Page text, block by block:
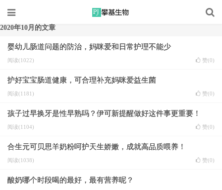
2020年10月的文章
婴幼儿肠道问题的防治，妈咪爱和日常护理不能少
阅读(1022) 赞(0)
护好宝宝肠道健康，可合理补充妈咪爱益生菌
阅读(1181) 赞(0)
孩子过早换牙是性早熟吗？伊可新提醒做好这件事更重要！
阅读(1104) 赞(0)
合生元可贝思羊奶粉呵护天生娇嫩，成就高品质喂养！
阅读(1038) 赞(0)
酸奶哪个时段喝的最好，最有营养呢？